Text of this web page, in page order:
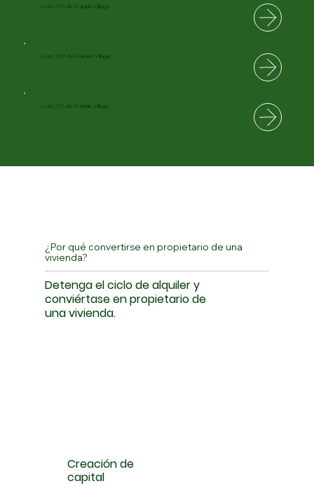
Lote 216 de Franklin Village
Lote 204 de Franklin Village
Lote 211 de Franklin Village
Detenga el ciclo de alquiler y
conviértase en propietario de
una vivienda.
¿Por qué convertirse en propietario de una
vivienda?
Creación de
capital